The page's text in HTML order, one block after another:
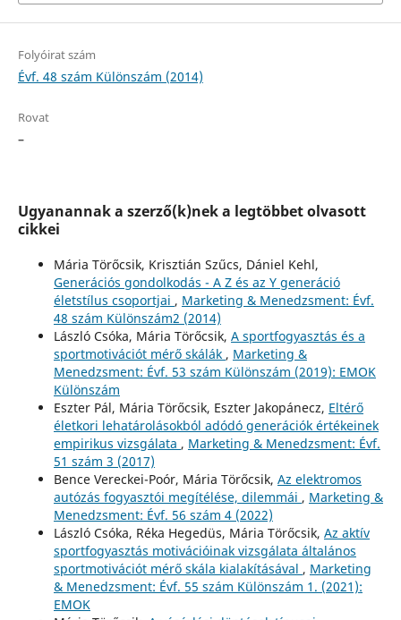
Folyóirat szám
Évf. 48 szám Különszám (2014)
Rovat
–
Ugyanannak a szerző(k)nek a legtöbbet olvasott
cikkei
Mária Törőcsik, Krisztián Szűcs, Dániel Kehl,
Generációs gondolkodás - A Z és az Y generáció
életstílus csoportjai , Marketing & Menedzsment: Évf.
48 szám Különszám2 (2014)
László Csóka, Mária Törőcsik, A sportfogyasztás és a
sportmotivációt mérő skálák , Marketing &
Menedzsment: Évf. 53 szám Különszám (2019): EMOK
Különszám
Eszter Pál, Mária Törőcsik, Eszter Jakopánecz, Eltérő
életkori lehatárolásokból adódó generációk értékeinek
empirikus vizsgálata , Marketing & Menedzsment: Évf.
51 szám 3 (2017)
Bence Vereckei-Poór, Mária Törőcsik, Az elektromos
autózás fogyasztói megítélése, dilemmái , Marketing &
Menedzsment: Évf. 56 szám 4 (2022)
László Csóka, Réka Hegedüs, Mária Törőcsik, Az aktív
sportfogyasztás motivációinak vizsgálata általános
sportmotivációt mérő skála kialakításával , Marketing
& Menedzsment: Évf. 55 szám Különszám 1. (2021):
EMOK